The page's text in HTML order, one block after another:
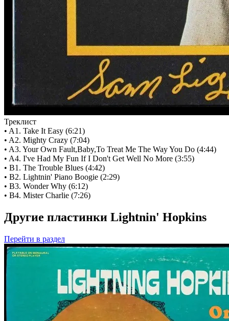
Треклист
• A1. Take It Easy (6:21)
• A2. Mighty Crazy (7:04)
• A3. Your Own Fault,Baby,To Treat Me The Way You Do (4:44)
• A4. I've Had My Fun If I Don't Get Well No More (3:55)
• B1. The Trouble Blues (4:42)
• B2. Lightnin' Piano Boogie (2:29)
• B3. Wonder Why (6:12)
• B4. Mister Charlie (7:26)
Другие пластинки Lightnin' Hopkins
Перейти в раздел